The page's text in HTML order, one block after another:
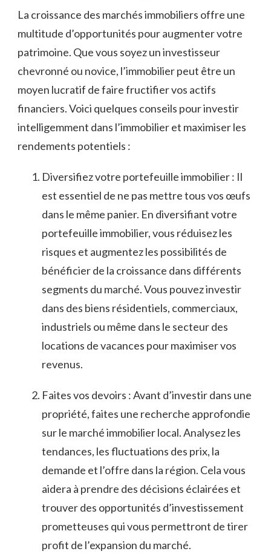
La croissance des marchés immobiliers⁢ offre ⁢une
multitude d’opportunités ⁢pour ​augmenter ⁢votre
patrimoine. Que vous soyez un⁤ investisseur
chevronné ou novice, l’immobilier‍ peut être un
‌moyen lucratif de faire fructifier vos⁣ actifs
financiers. Voici quelques‍ conseils pour ⁣investir
intelligemment⁤ dans l’immobilier ⁢et ‍maximiser les‌
rendements potentiels :
Diversifiez votre portefeuille immobilier : Il ​
est essentiel​ de ne ​pas ⁢mettre tous vos œufs
⁤dans le même panier. En diversifiant‌ votre ​
portefeuille immobilier, vous réduisez les
risques et augmentez​ les possibilités de‌
bénéficier de la croissance ​dans ‌différents
segments ​du marché. Vous⁤ pouvez investir
dans des biens résidentiels, commerciaux,
industriels ou même dans ⁢le secteur des
locations de vacances pour maximiser vos
revenus.
Faites ⁢vos devoirs : Avant d’investir dans ‌une
propriété, faites ‌une recherche approfondie
sur le marché immobilier local. Analysez les
tendances, les fluctuations des prix, la
demande⁣ et l’offre dans la région. Cela vous
aidera à prendre des ‌décisions⁤ éclairées et
trouver des opportunités d’investissement
prometteuses qui vous permettront de tirer
profit ⁢de l’expansion du marché.